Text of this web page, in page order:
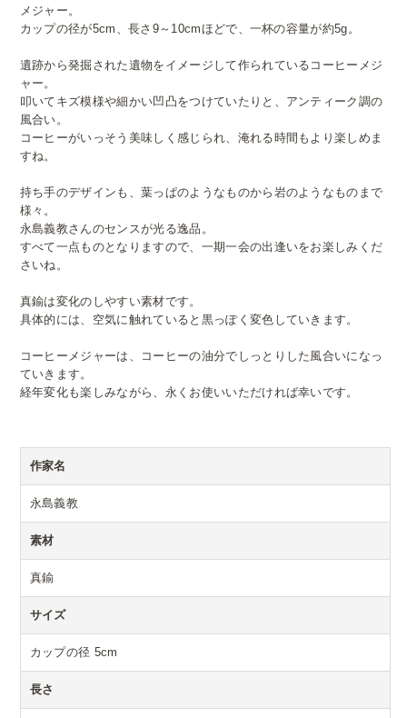
メジャー。
カップの径が5cm、長さ9～10cmほどで、一杯の容量が約5g。
遺跡から発掘された遺物をイメージして作られているコーヒーメジ
ャー。
叩いてキズ模様や細かい凹凸をつけていたりと、アンティーク調の
風合い。
コーヒーがいっそう美味しく感じられ、淹れる時間もより楽しめま
すね。
持ち手のデザインも、葉っぱのようなものから岩のようなものまで
様々。
永島義教さんのセンスが光る逸品。
すべて一点ものとなりますので、一期一会の出逢いをお楽しみくだ
さいね。
真鍮は変化のしやすい素材です。
具体的には、空気に触れていると黒っぽく変色していきます。
コーヒーメジャーは、コーヒーの油分でしっとりした風合いになっ
ていきます。
経年変化も楽しみながら、永くお使いいただければ幸いです。
作家名
永島義教
素材
真鍮
サイズ
カップの径 5cm
長さ